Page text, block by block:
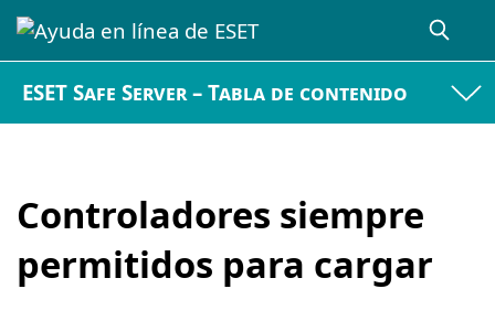
ESET Safe Server – Tabla de contenido
Controladores siempre
permitidos para cargar